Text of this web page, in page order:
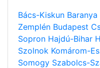
Bács-Kiskun Baranya
Zemplén Budapest
Sopron Hajdú-Bihar
Szolnok Komárom-
Somogy Szabolcs-